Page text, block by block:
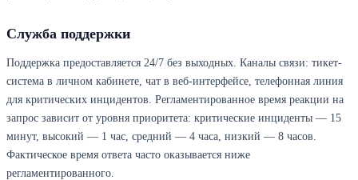
Служба поддержки
Поддержка предоставляется 24/7 без выходных. Каналы связи: тикет-
система в личном кабинете, чат в веб-интерфейсе, телефонная линия
для критических инцидентов. Регламентированное время реакции на
запрос зависит от уровня приоритета: критические инциденты — 15
минут, высокий — 1 час, средний — 4 часа, низкий — 8 часов.
Фактическое время ответа часто оказывается ниже
регламентированного.